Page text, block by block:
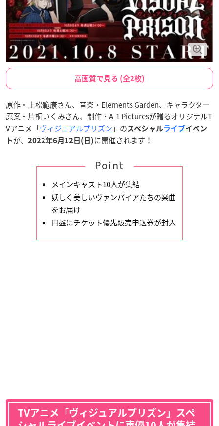
高画質で見る (全2枚)
原作・上松範康さん、音楽・Elements Garden、キャラクター
原案・片桐いくみさん、制作・A-1 Picturesが贈るオリジナルT
Vアニメ「ヴィジュアルプリズン 」の スペシャルライブ イベン
ト が、 2022年6月12日(日) に開催されます！
Point
メインキャスト10人が集結
妖しく美しいヴァンパイアたちの楽曲
をお届け
円盤にチケット優先販売申込券が封入
TVアニメ「ヴィジュアルプリズン」スペ